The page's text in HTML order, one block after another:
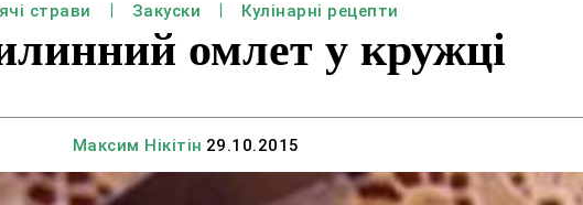
страви Закуски Кулінарні рецепти
омлет у кружці
Максим Нікітін 29.10.2015